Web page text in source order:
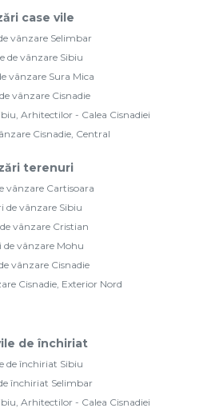
case vile
vânzare Selimbar
de vânzare Sibiu
vânzare Sura Mica
vânzare Cisnadie
Arhitectilor - Calea Cisnadiei
Cisnadie, Central
terenuri
vânzare Cartisoara
de vânzare Sibiu
vânzare Cristian
de vânzare Mohu
vânzare Cisnadie
Cisnadie, Exterior Nord
de închiriat
de închiriat Sibiu
închiriat Selimbar
Arhitectilor - Calea Cisnadiei